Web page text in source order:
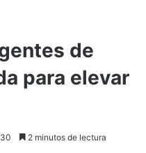
de
para elevar
30 2 minutos de lectura